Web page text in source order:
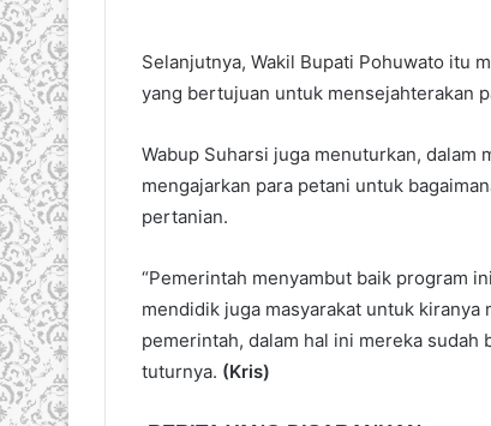
Selanjutnya, Wakil Bupati Pohuwato itu
yang bertujuan untuk mensejahterakan
Wabup Suharsi juga menuturkan,
mengajarkan para petani untuk
pertanian.
“Pemerintah menyambut baik program
mendidik juga masyarakat untuk
pemerintah, dalam hal ini mereka sudah
tuturnya. (Kris)